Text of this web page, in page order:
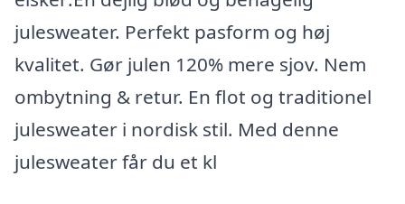
julesweater. Perfekt pasform og høj
kvalitet. Gør julen 120% mere sjov. Nem
ombytning & retur. En flot og traditionel
julesweater i nordisk stil. Med denne
julesweater får du et kl